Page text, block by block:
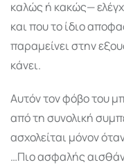
καλώς ή κακώς—
και που το ίδιο
παραμείνει στην
κάνει.
Αυτόν τον φόβο του
από τη συνολική
ασχολείται μόνον
…Πιο ασφαλής